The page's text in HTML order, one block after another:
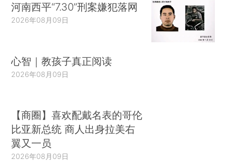
河南西平“7.30”刑案嫌犯落网
2026年08月09日
心智｜教孩子真正阅读
2026年08月09日
【商圈】喜欢配戴名表的哥伦
比亚新总统 商人出身拉美右
翼又一员
2026年08月09日